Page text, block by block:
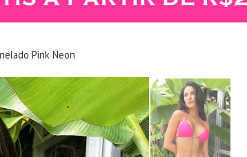
Pink Neon